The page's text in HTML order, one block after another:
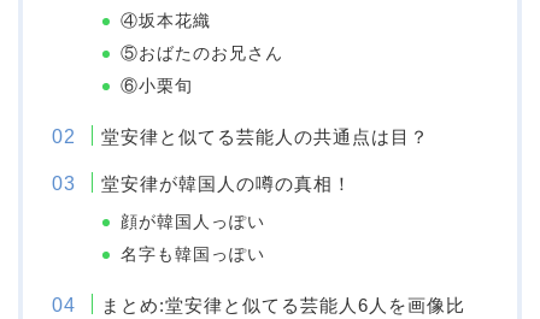
④坂本花織
⑤おばたのお兄さん
⑥小栗旬
堂安律と似てる芸能人の共通点は目？
堂安律が韓国人の噂の真相！
顔が韓国人っぽい
名字も韓国っぽい
まとめ:堂安律と似てる芸能人6人を画像比